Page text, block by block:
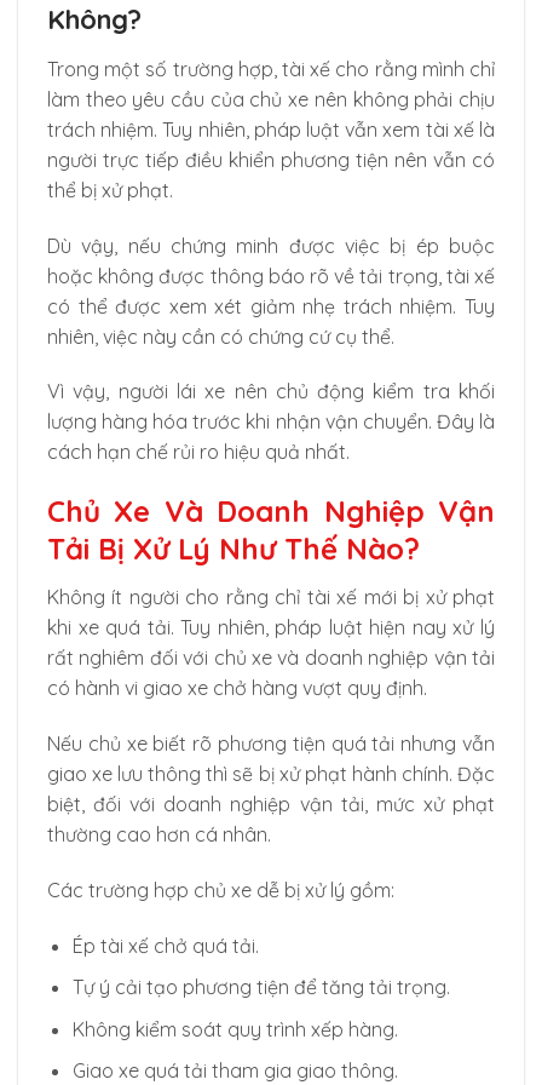
Không?
Trong một số trường hợp, tài xế cho rằng mình chỉ
làm theo yêu cầu của chủ xe nên không phải chịu
trách nhiệm. Tuy nhiên, pháp luật vẫn xem tài xế là
người trực tiếp điều khiển phương tiện nên vẫn có
thể bị xử phạt.
Dù vậy, nếu chứng minh được việc bị ép buộc
hoặc không được thông báo rõ về tải trọng, tài xế
có thể được xem xét giảm nhẹ trách nhiệm. Tuy
nhiên, việc này cần có chứng cứ cụ thể.
Vì vậy, người lái xe nên chủ động kiểm tra khối
lượng hàng hóa trước khi nhận vận chuyển. Đây là
cách hạn chế rủi ro hiệu quả nhất.
Chủ Xe Và Doanh Nghiệp Vận
Tải Bị Xử Lý Như Thế Nào?
Không ít người cho rằng chỉ tài xế mới bị xử phạt
khi xe quá tải. Tuy nhiên, pháp luật hiện nay xử lý
rất nghiêm đối với chủ xe và doanh nghiệp vận tải
có hành vi giao xe chở hàng vượt quy định.
Nếu chủ xe biết rõ phương tiện quá tải nhưng vẫn
giao xe lưu thông thì sẽ bị xử phạt hành chính. Đặc
biệt, đối với doanh nghiệp vận tải, mức xử phạt
thường cao hơn cá nhân.
Các trường hợp chủ xe dễ bị xử lý gồm:
Ép tài xế chở quá tải.
Tự ý cải tạo phương tiện để tăng tải trọng.
Không kiểm soát quy trình xếp hàng.
Giao xe quá tải tham gia giao thông.